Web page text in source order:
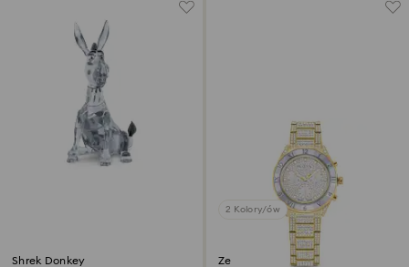
Shrek Donkey
2 Kolory/ów
Zegarek Dextera lux